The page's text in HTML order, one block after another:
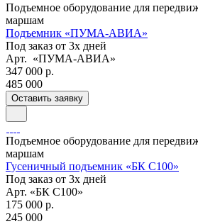
Подъемное оборудование для
маршам
Подъемник «ПУМА-АВИА»
Под заказ от 3х дней
Арт. «ПУМА-АВИА»
347 000 р.
485 000
Оставить заявку
Подъемное оборудование для
маршам
Гусеничный подъемник «БК С100»
Под заказ от 3х дней
Арт. «БК С100»
175 000 р.
245 000